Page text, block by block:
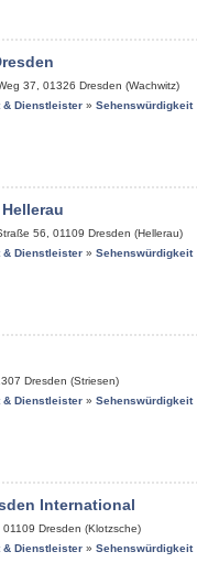
37 01326 Dresden (Wachwitz)
& Dienstleister » Sehenswürdigkeit
56 01109 Dresden (Hellerau)
& Dienstleister » Sehenswürdigkeit
Dresden (Striesen)
& Dienstleister » Sehenswürdigkeit
International
01109 Dresden (Klotzsche)
& Dienstleister » Sehenswürdigkeit